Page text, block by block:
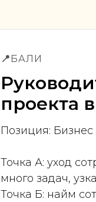
📍БАЛИ
проекта
Позиция: Бизнес
Точка А: уход
много задач,
Точка Б: найм